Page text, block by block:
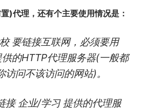
)代理，还有个主要使用情况是：
要链接互联网，必须要用
的HTTP代理服务器(一般都
访问不该访问的网站)。
接 企业/学习 提供的代理服